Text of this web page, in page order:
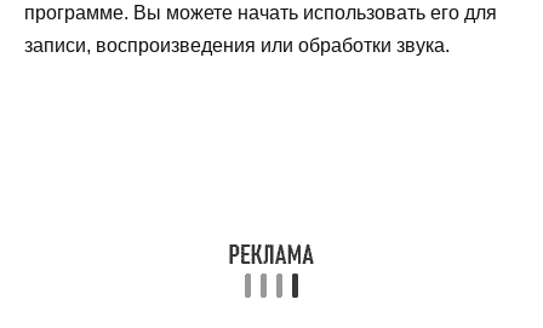
программе. Вы можете начать использовать его для
записи, воспроизведения или обработки звука.